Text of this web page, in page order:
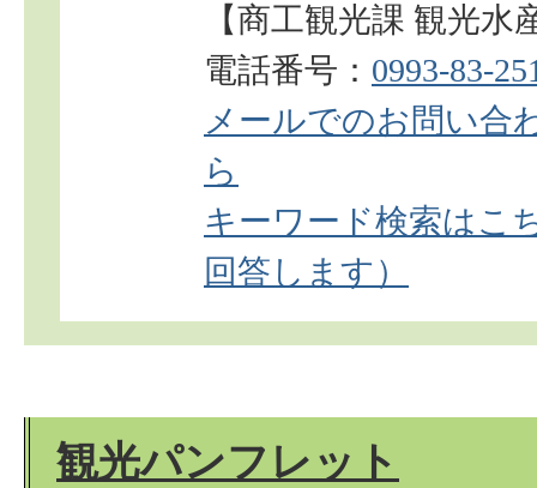
【商工観光課 観光水
電話番号： 0993-83-
メールでのお問い合
ら
キーワード検索はこ
回答します）
観光パンフレット